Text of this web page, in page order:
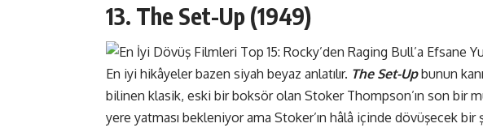
13. The Set-Up (1949)
En iyi hikâyeler bazen siyah beyaz anlatılır. The Set-Upbunun
bilinen klasik, eski bir boksör olan Stoker Thompson’ın son bir
yere yatması bekleniyor ama Stoker’ın hâlâ içinde dövüşecek